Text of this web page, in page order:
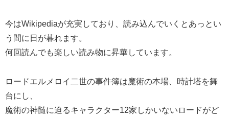
今はWikipediaが充実しており、読み込んでいくとあっとい
う間に日が暮れます。
何回読んでも楽しい読み物に昇華しています。
ロードエルメロイ二世の事件簿は魔術の本場、時計塔を舞
台にし、
魔術の神髄に迫るキャラクター12家しかいないロードがど